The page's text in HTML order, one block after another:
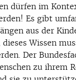
dürfen im
Es gibt
aus der
Wissen
Der
zu ihrem